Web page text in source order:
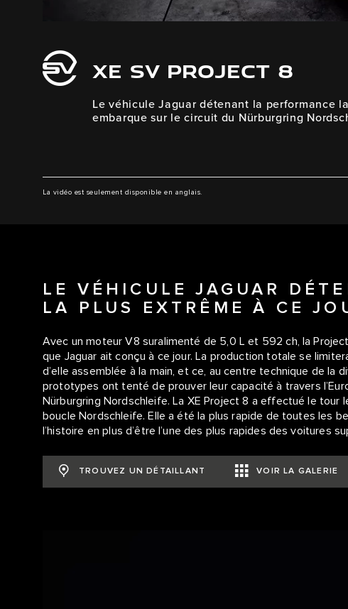
XE SV PROJECT 8
Le véhicule Jaguar détenant la performance
embarque sur le circuit du Nürburgring
La vidéo est seulement disponible en anglais.
LE VÉHICULE JAGUAR
LA PLUS EXTRÊME À CE
Avec un moteur V8 suralimenté de 5,0 L et 592 ch, la
que Jaguar ait conçu à ce jour. La production totale se
d’elle assemblée à la main, et ce, au centre technique de la
prototypes ont tenté de prouver leur capacité à travers
Nürburgring Nordschleife. La XE Project 8 a effectué le tour
boucle Nordschleife. Elle a été la plus rapide de toutes les
l’histoire en plus d’être l’une des plus rapides des voitures
TROUVEZ UN DÉTAILLANT VOIR LA GALERIE